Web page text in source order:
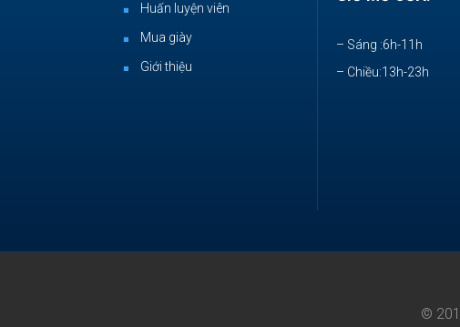
Huấn luyện viên
Mua giày
Giới thiệu
– Sáng :6h-11h
– Chiều:13h-23h
©